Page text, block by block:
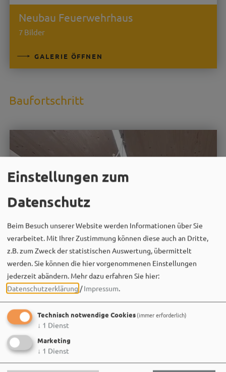
Neubau Feuerwehrhaus
7 Bilder
GALERIE ÖFFNEN
Baufortschritt
Baufortschritt Feuerwehrhaus
Oberhochstatt
Einstellungen zum
Datenschutz
Beim Besuch unserer Website werden Informationen über Sie
verarbeitet. Mit Ihrer Zustimmung können diese auch an Dritte,
z.B. zum Zweck der statistischen Auswertung, übermittelt
werden. Sie können die hier vorgenommenen Einstellungen
jederzeit abändern. Mehr dazu erfahren Sie hier:
Datenschutzerklärung /Impressum.
Technisch notwendige Cookies(immer erforderlich)
↓ 1 Dienst
Marketing
↓ 1 Dienst